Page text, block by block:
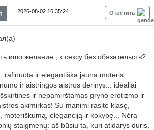
2026-08-02 16:35:24 Ответить
ишо желание , к сексу без обязательств?
rafinuota ir elegantiška jauna moteris,
ir aistringos aistros derinys... idealiai
ir nepamirštamas gryno erotizmo ir
akimirkas! Su manimi rasite klasę,
moteriškumą, eleganciją ir kokybę... Nėra
staigmenų: aš būsiu ta, kuri atidarys duris,